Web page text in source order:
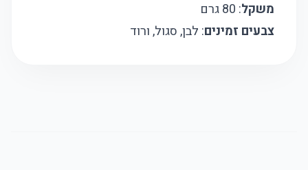
משקל: 80 גרם
צבעים זמינים: לבן, סגול, ורוד